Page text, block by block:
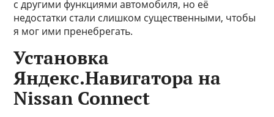
с другими функциями автомобиля, но её
недостатки стали слишком существенными, чтобы
я мог ими пренебрегать.
Установка
Яндекс.Навигатора на
Nissan Connect